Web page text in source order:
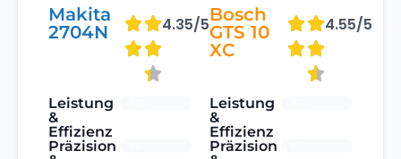
Makita
2704N
4.35/5
Leistung
&
Effizienz
Präzision
Bosch
GTS 10
XC
4.55/5
Leistung
&
Effizienz
Präzision